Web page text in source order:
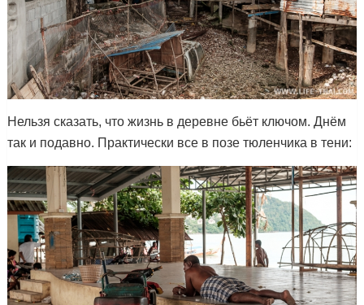
Нельзя сказать, что жизнь в деревне бьёт ключом. Днём
так и подавно. Практически все в позе тюленчика в тени: